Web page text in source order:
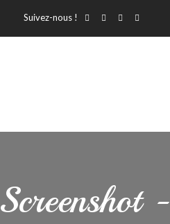
Suivez-nous !
Screenshot -